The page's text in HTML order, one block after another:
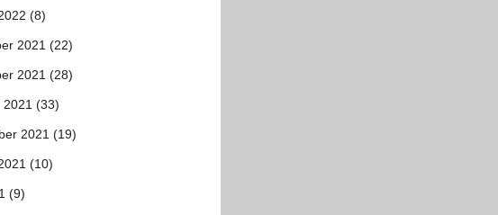
(8)
2021 (22)
2021 (28)
2021 (33)
2021 (19)
(10)
(9)